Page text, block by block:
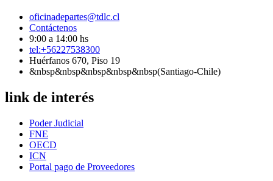
oficinadepartes@tdlc.cl
Contáctenos
9:00 a 14:00 hs
tel:+56227538300
Huérfanos 670, Piso 19
&nbsp&nbsp&nbsp&nbsp&nbsp(Santiago-Chile)
link de interés
Poder Judicial
FNE
OECD
ICN
Portal pago de Proveedores